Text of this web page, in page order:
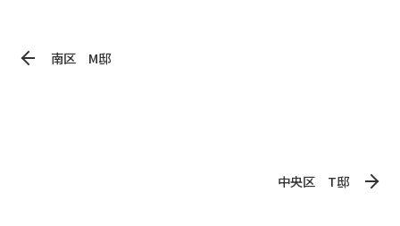
南区 M邸
中央区 T邸